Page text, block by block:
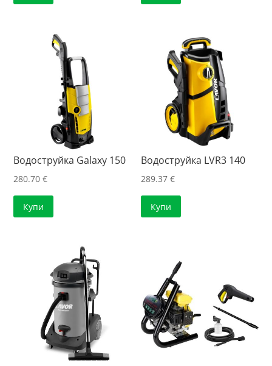
Водоструйка Galaxy 150
280.70€
Купи
Водоструйка LVR3 140
289.37€
Купи